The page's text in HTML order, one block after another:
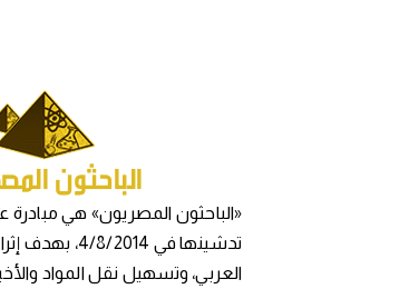
«الباحثون المصريون» هي مبادرة
تدشينها في 4/8/
العربي، وتسهيل نقل المواد